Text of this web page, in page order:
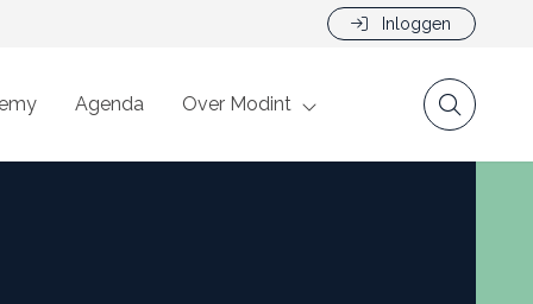
Inloggen
Agenda Over Modint